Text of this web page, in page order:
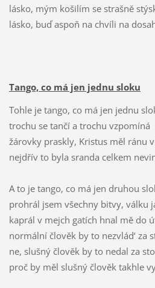
lásko, mým košilím se strašně
lásko, buď aspoň na chvíli na
Tango, co má jen jednu sloku
Tohle je tango, co má jen jednu
trochu se tančí a trochu vzpomíná
žárovky praskly, Kristus měl ránu
nejdřív to byla sranda celkem
A to je tango, co má jen druhou
prohrál jsem všechny bitvy, válku
kaprál v mejch gatích hnal mě do
normální člověk by to nezvlád‘ za
ne, slušný člověk by to nedal za
proč by měl slušný člověk takhle